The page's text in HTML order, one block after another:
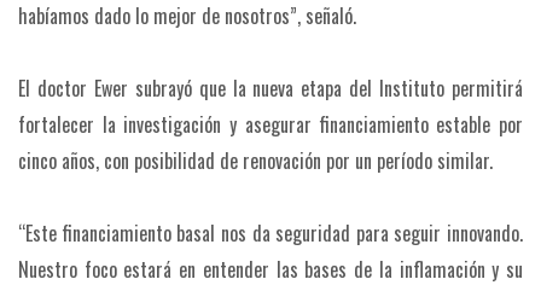
habíamos dado lo mejor de nosotros”, señaló.
El doctor Ewer subrayó que la nueva etapa del Instituto permitirá
fortalecer la investigación y asegurar financiamiento estable por
cinco años, con posibilidad de renovación por un período similar.
“Este financiamiento basal nos da seguridad para seguir innovando.
Nuestro foco estará en entender las bases de la inflamación y su